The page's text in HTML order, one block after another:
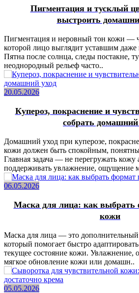
Пигментация и тусклый
выстроить
Пигментация и неровный тон кожи —
которой лицо выглядит уставшим даже
Пятна после солнца, следы постакне,
неоднородный рельеф часто..
20.05.2026
Купероз, покраснение и
собрать домашний
Домашний уход при куперозе,
кожи должен быть спокойным,
Главная задача — не перегружать кожу
поддерживать увлажнение, ощущение
06.05.2026
Маска для лица: как выбрать
кожи
Маска для лица — это дополнительный
который помогает быстро
текущее состояние кожи. Увлажнение,
мягкое обновление кожи или домашн..
05.05.2026